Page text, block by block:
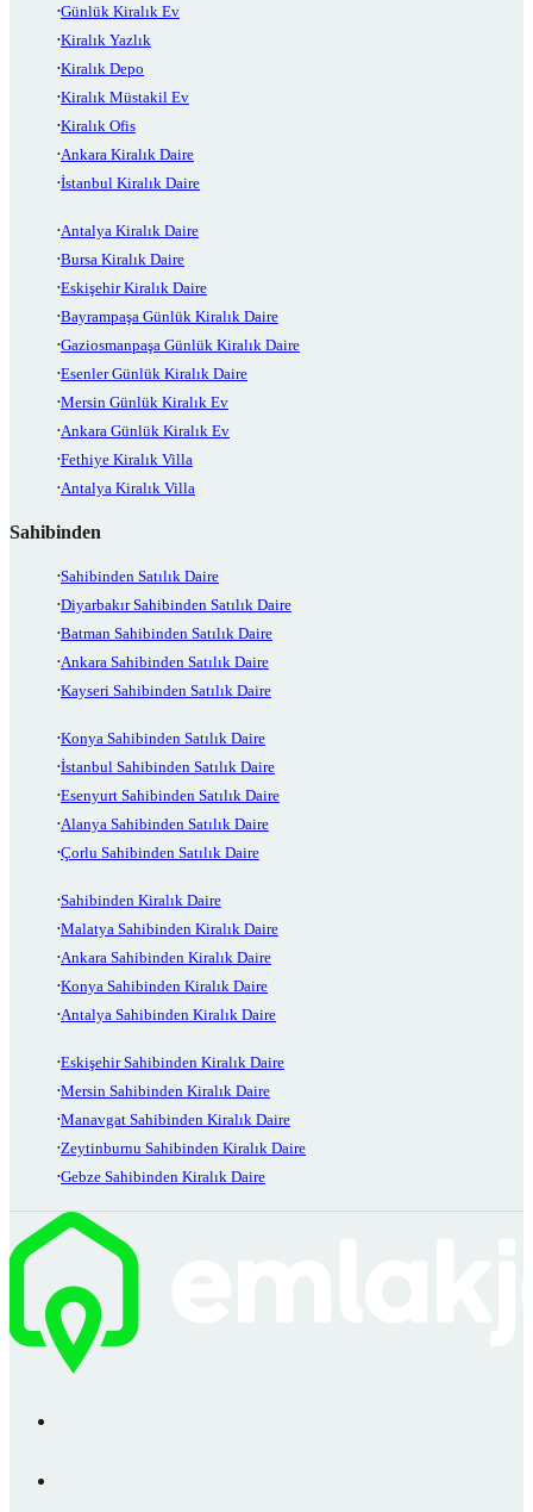
Günlük Kiralık Ev
Kiralık Yazlık
Kiralık Depo
Kiralık Müstakil Ev
Kiralık Ofis
Ankara Kiralık Daire
İstanbul Kiralık Daire
Antalya Kiralık Daire
Bursa Kiralık Daire
Eskişehir Kiralık Daire
Bayrampaşa Günlük Kiralık Daire
Gaziosmanpaşa Günlük Kiralık Daire
Esenler Günlük Kiralık Daire
Mersin Günlük Kiralık Ev
Ankara Günlük Kiralık Ev
Fethiye Kiralık Villa
Antalya Kiralık Villa
Sahibinden
Sahibinden Satılık Daire
Diyarbakır Sahibinden Satılık Daire
Batman Sahibinden Satılık Daire
Ankara Sahibinden Satılık Daire
Kayseri Sahibinden Satılık Daire
Konya Sahibinden Satılık Daire
İstanbul Sahibinden Satılık Daire
Esenyurt Sahibinden Satılık Daire
Alanya Sahibinden Satılık Daire
Çorlu Sahibinden Satılık Daire
Sahibinden Kiralık Daire
Malatya Sahibinden Kiralık Daire
Ankara Sahibinden Kiralık Daire
Konya Sahibinden Kiralık Daire
Antalya Sahibinden Kiralık Daire
Eskişehir Sahibinden Kiralık Daire
Mersin Sahibinden Kiralık Daire
Manavgat Sahibinden Kiralık Daire
Zeytinburnu Sahibinden Kiralık Daire
Gebze Sahibinden Kiralık Daire